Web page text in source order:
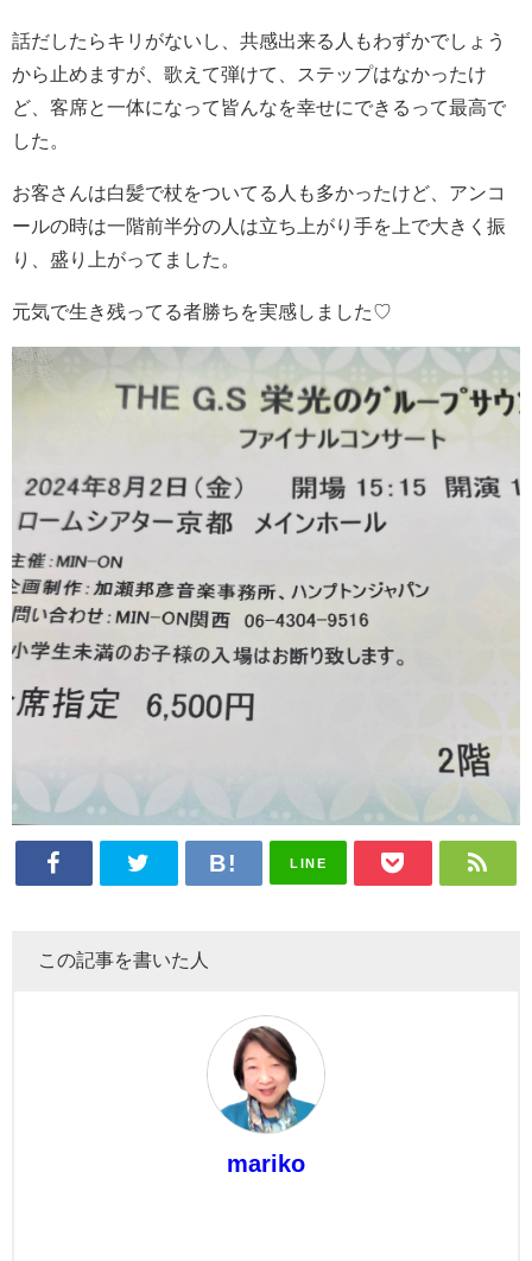
話だしたらキリがないし、共感出来る人もわずかでしょう
から止めますが、歌えて弾けて、ステップはなかったけ
ど、客席と一体になって皆んなを幸せにできるって最高で
した。
お客さんは白髪で杖をついてる人も多かったけど、アンコ
ールの時は一階前半分の人は立ち上がり手を上で大きく振
り、盛り上がってました。
元気で生き残ってる者勝ちを実感しました♡
LINE
この記事を書いた人
mariko